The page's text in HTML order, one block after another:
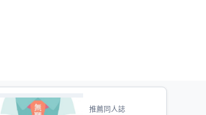
推薦同人誌